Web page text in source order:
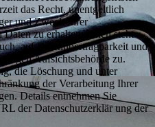
das Recht, unentgeltlich
und Zweck Ihrer
Daten zu erhalten. Ihnen steht
auf Datenübertragbarkeit und
Aufsichtsbehörde zu.
die Löschung und unter
der Verarbeitung Ihrer
Details entnehmen Sie
der Datenschutzerklär ung der